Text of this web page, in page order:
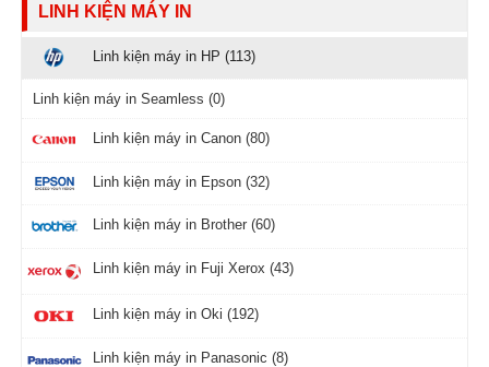
LINH KIỆN MÁY IN
Linh kiện máy in HP (113)
Linh kiện máy in Seamless (0)
Linh kiện máy in Canon (80)
Linh kiện máy in Epson (32)
Linh kiện máy in Brother (60)
Linh kiện máy in Fuji Xerox (43)
Linh kiện máy in Oki (192)
Linh kiện máy in Panasonic (8)